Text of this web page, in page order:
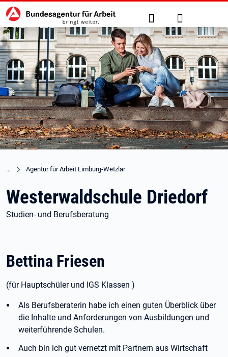
zu den Hauptinhalten springen
Hauptnavigation Suche Anmelden
Agentur für Arbeit Limburg-Wetzlar
Westerwaldschule Driedorf
Studien- und Berufsberatung
Bettina Friesen
(für Hauptschüler und IGS Klassen )
Als Berufsberaterin habe ich einen guten Überblick über
die Inhalte und Anforderungen von Ausbildungen und
weiterführende Schulen.
Auch bin ich gut vernetzt mit Partnern aus Wirtschaft